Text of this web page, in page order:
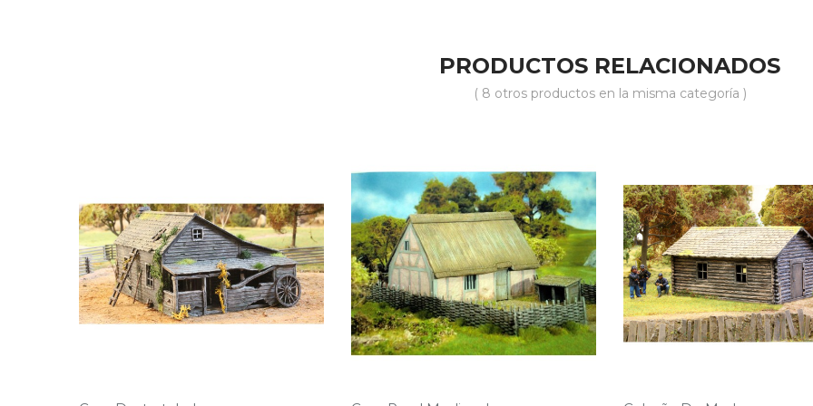
PRODUCTOS RELACIONADOS
( 8 otros productos en la misma categoría )